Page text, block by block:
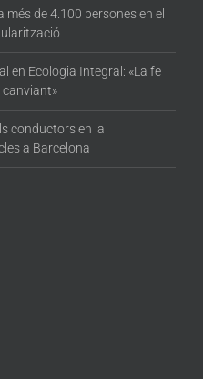
de 4.100 persones en el
en Ecologia Integral: «La fe
canviant»
conductors en la
a Barcelona